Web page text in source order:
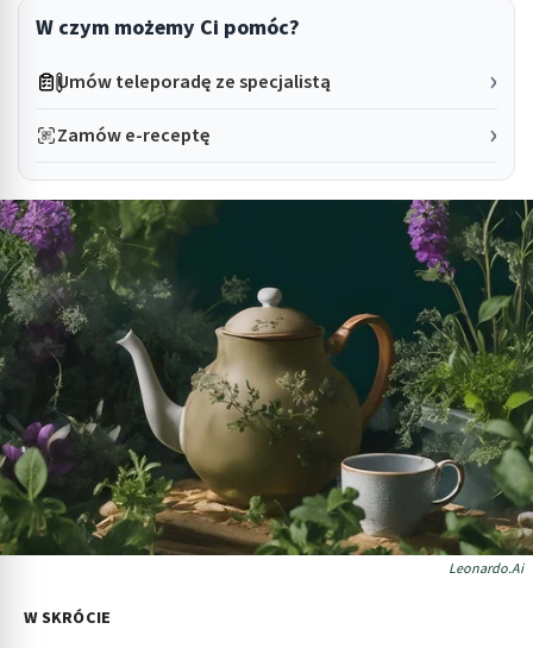
W czym możemy Ci pomóc?
Umów teleporadę ze specjalistą
Zamów e-receptę
Leonardo.Ai
W SKRÓCIE